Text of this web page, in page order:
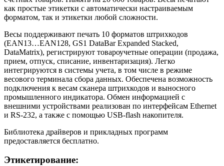
как простые этикетки с автоматически настраиваемым
форматом, так и этикетки любой сложности.
Весы поддерживают печать 10 форматов штрихкодов
(EAN13…EAN128, GS1 DataBar Expanded Stacked,
DataMatrix), регистрируют товароучетные операции (продажа,
прием, отпуск, списание, инвентаризация). Легко
интегрируются в системы учета, в том числе в режиме
весового терминала сбора данных. Обеспечена возможность
подключения к весам сканера штрихкодов и выносного
промышленного индикатора. Обмен информацией с
внешними устройствами реализован по интерфейсам Ethernet
и RS-232, а также с помощью USB-flash накопителя.
Библиотека драйверов и прикладных программ
предоставляется бесплатно.
Этикетирование: